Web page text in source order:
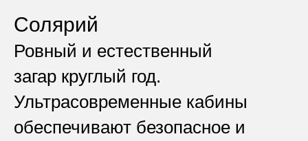
Солярий
Ровный и естественный
загар круглый год.
Ультрасовременные кабины
обеспечивают безопасное и